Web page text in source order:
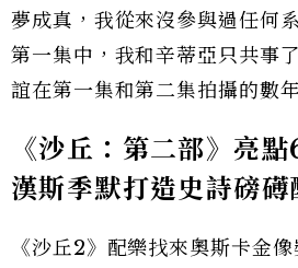
夢成真，我從來沒參與過任何
第一集中，我和辛蒂亞只共事了
誼在第一集和第二集拍攝的數
《沙丘：第二部》亮
漢斯季默打造史詩磅礡
《沙丘2》配樂找來奧斯卡金